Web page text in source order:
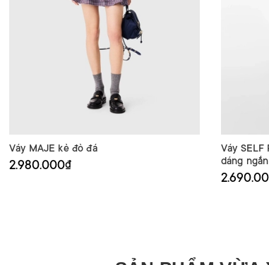
Váy MAJE kẻ đỏ đá
2.980.000₫
Váy SELF
dáng ngắn